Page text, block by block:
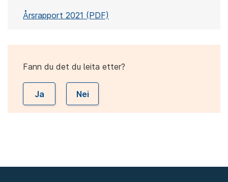
Årsrapport 2021 (PDF)
Fann du det du leita etter?
Ja Nei